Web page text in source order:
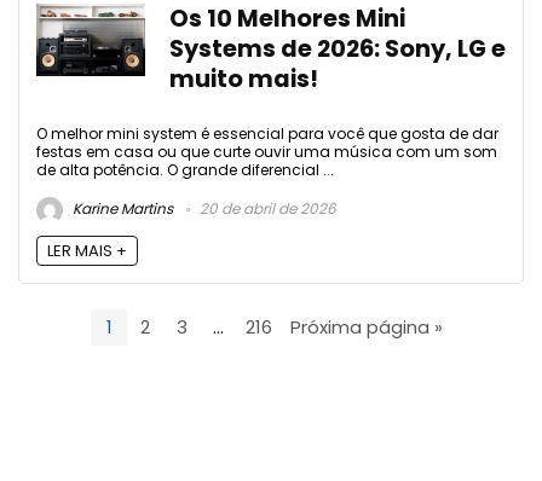
Os 10 Melhores Mini
Systems de 2026: Sony, LG e
muito mais!
O melhor mini system é essencial para você que gosta de dar
festas em casa ou que curte ouvir uma música com um som
de alta potência. O grande diferencial ...
Karine Martins
20 de abril de 2026
LER MAIS +
1 2 3 … 216 Próxima página »